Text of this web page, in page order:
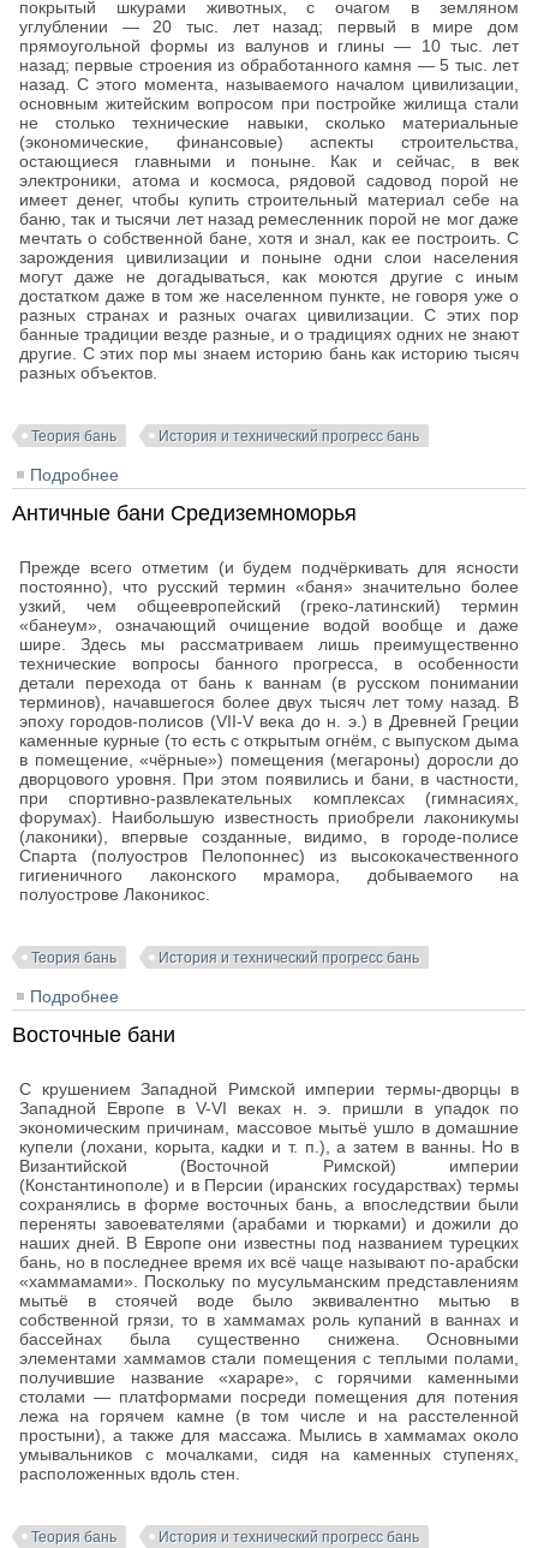
покрытый шкурами животных, с очагом в земляном
углублении — 20 тыс. лет назад; первый в мире дом
прямоугольной формы из валунов и глины — 10 тыс. лет
назад; первые строения из обработанного камня — 5 тыс. лет
назад. С этого момента, называемого началом цивилизации,
основным житейским вопросом при постройке жилища стали
не столько технические навыки, сколько материальные
(экономические, финансовые) аспекты строительства,
остающиеся главными и поныне. Как и сейчас, в век
электроники, атома и космоса, рядовой садовод порой не
имеет денег, чтобы купить строительный материал себе на
баню, так и тысячи лет назад ремесленник порой не мог даже
мечтать о собственной бане, хотя и знал, как ее построить. С
зарождения цивилизации и поныне одни слои населения
могут даже не догадываться, как моются другие с иным
достатком даже в том же населенном пункте, не говоря уже о
разных странах и разных очагах цивилизации. С этих пор
банные традиции везде разные, и о традициях одних не знают
другие. С этих пор мы знаем историю бань как историю тысяч
разных объектов.
Теория бань История и технический прогресс бань
Подробнее
Античные бани Средиземноморья
Прежде всего отметим (и будем подчёркивать для ясности
постоянно), что русский термин «баня» значительно более
узкий, чем общеевропейский (греко-латинский) термин
«банеум», означающий очищение водой вообще и даже
шире. Здесь мы рассматриваем лишь преимущественно
технические вопросы банного прогресса, в особенности
детали перехода от бань к ваннам (в русском понимании
терминов), начавшегося более двух тысяч лет тому назад. В
эпоху городов-полисов (VII-V века до н. э.) в Древней Греции
каменные курные (то есть с открытым огнём, с выпуском дыма
в помещение, «чёрные») помещения (мегароны) доросли до
дворцового уровня. При этом появились и бани, в частности,
при спортивно-развлекательных комплексах (гимнасиях,
форумах). Наибольшую известность приобрели лаконикумы
(лаконики), впервые созданные, видимо, в городе-полисе
Спарта (полуостров Пелопоннес) из высококачественного
гигиеничного лаконского мрамора, добываемого на
полуострове Лаконикос.
Теория бань История и технический прогресс бань
Подробнее
Восточные бани
С крушением Западной Римской империи термы-дворцы в
Западной Европе в V-VI веках н. э. пришли в упадок по
экономическим причинам, массовое мытьё ушло в домашние
купели (лохани, корыта, кадки и т. п.), а затем в ванны. Но в
Византийской (Восточной Римской) империи
(Константинополе) и в Персии (иранских государствах) термы
сохранялись в форме восточных бань, а впоследствии были
переняты завоевателями (арабами и тюрками) и дожили до
наших дней. В Европе они известны под названием турецких
бань, но в последнее время их всё чаще называют по-арабски
«хаммамами». Поскольку по мусульманским представлениям
мытьё в стоячей воде было эквивалентно мытью в
собственной грязи, то в хаммамах роль купаний в ваннах и
бассейнах была существенно снижена. Основными
элементами хаммамов стали помещения с теплыми полами,
получившие название «хараре», с горячими каменными
столами — платформами посреди помещения для потения
лежа на горячем камне (в том числе и на расстеленной
простыни), а также для массажа. Мылись в хаммамах около
умывальников с мочалками, сидя на каменных ступенях,
расположенных вдоль стен.
Теория бань История и технический прогресс бань